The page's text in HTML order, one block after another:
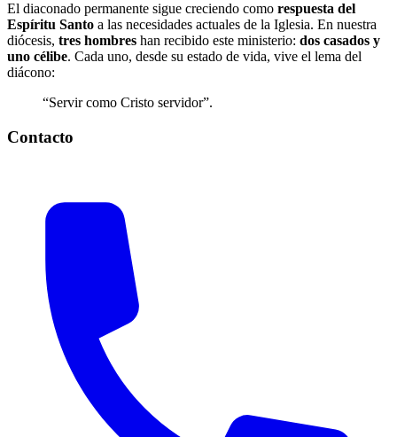
El diaconado permanente sigue creciendo como respuesta del
Espíritu Santo a las necesidades actuales de la Iglesia. En nuestra
diócesis, tres hombres han recibido este ministerio: dos casados y
uno célibe. Cada uno, desde su estado de vida, vive el lema del
diácono:
“Servir como Cristo servidor”.
Contacto